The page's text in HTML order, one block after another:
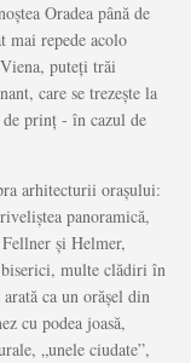
Oradea până de
mai repede acolo
puteţi trăi
care se trezeşte la
de prinţ - în cazul de
arhitecturii oraşului:
panoramică,
şi Helmer,
multe clădiri în
ca un orăşel din
cu podea joasă,
„unele ciudate”,